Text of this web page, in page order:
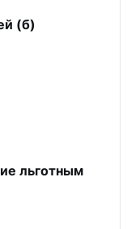
(б)
льготным